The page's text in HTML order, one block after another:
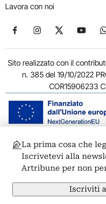
Lavora con noi
Seguici su Facebook
Seguici suSeguici su X
Sito realizzato con il
n. 385 del 19/10/2022
COR15906233
© 2011-2026 ARTRIBUNE srl
00186 Roma - P.I.
Privacy: Responsabile della
ARTRIBUNE srl – Corso
Termini e condizioniPrivacy
La prima cosa che
Iscrivetevi alla
Artribune per non
Iscriviti